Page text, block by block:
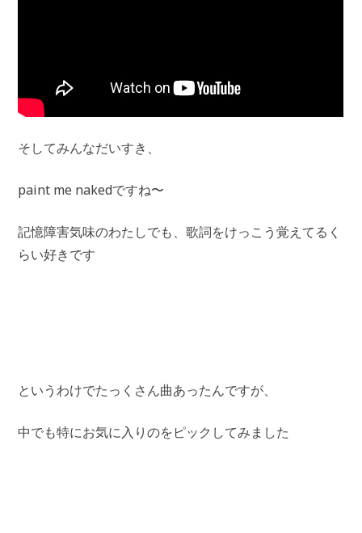
そしてみんなだいすき、
paint me nakedですね〜
記憶障害気味のわたしでも、歌詞をけっこう覚えてるく
らい好きです
というわけでたっくさん曲あったんですが、
中でも特にお気に入りのをピックしてみました